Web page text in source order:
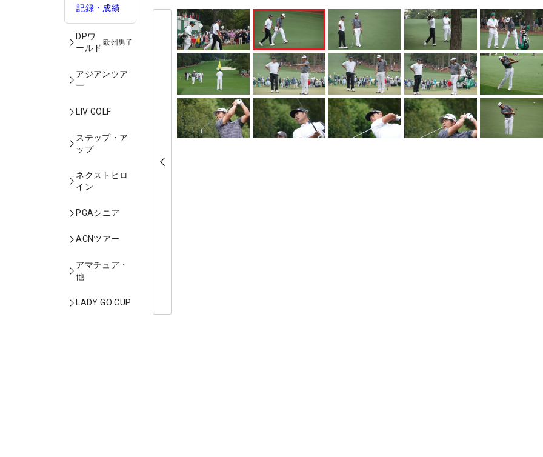
記録・成績
DPワ
ールド
欧州男子
アジアンツア
ー
LIV GOLF
ステップ・ア
ップ
ネクストヒロ
イン
PGAシニア
ACNツアー
アマチュア・
他
LADY GO CUP